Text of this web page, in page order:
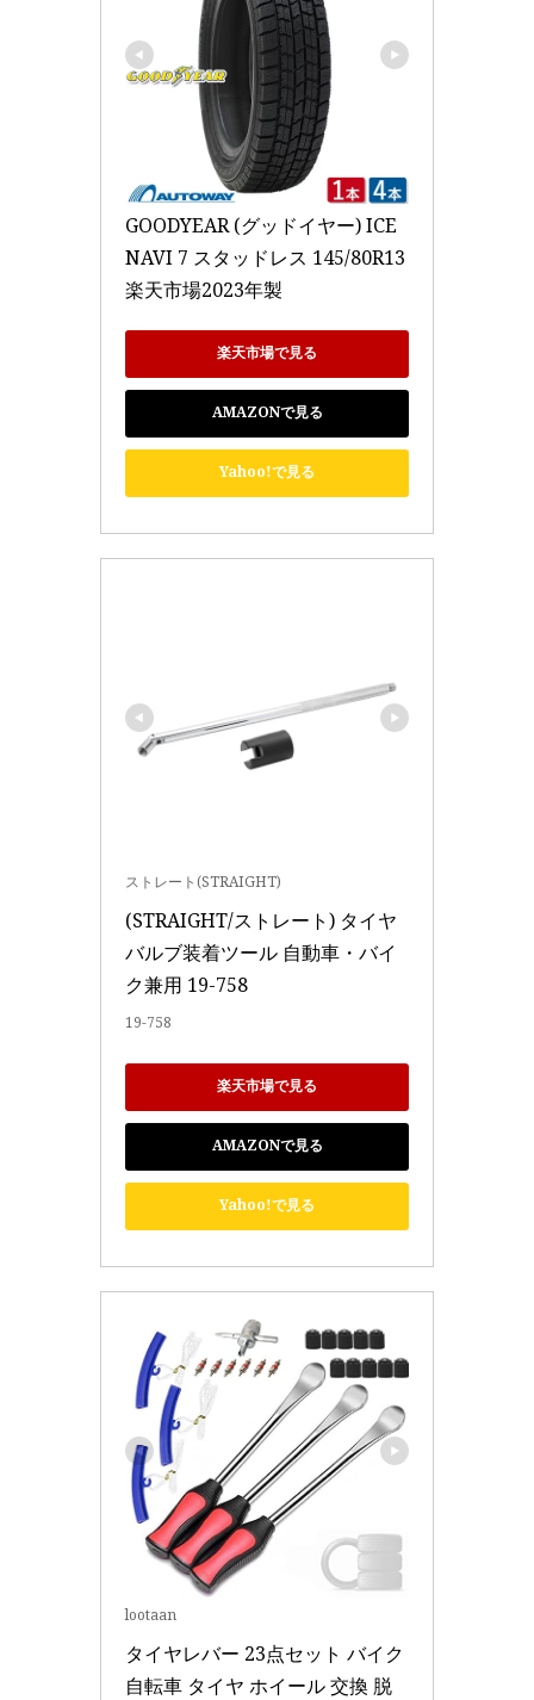
GOODYEAR (グッドイヤー) ICE
NAVI 7 スタッドレス 145/80R13
楽天市場2023年製
楽天市場で見る
AMAZONで見る
Yahoo!で見る
ストレート(STRAIGHT)
(STRAIGHT/ストレート) タイヤ
バルブ装着ツール 自動車・バイ
ク兼用 19-758
19-758
楽天市場で見る
AMAZONで見る
Yahoo!で見る
lootaan
タイヤレバー 23点セット バイク
自転車 タイヤ ホイール 交換 脱